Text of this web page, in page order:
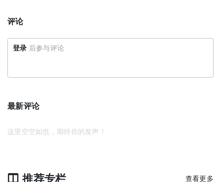
评论
登录 后参与评论
最新评论
这里空空如也，期待你的发声！
推荐专栏 查看更多